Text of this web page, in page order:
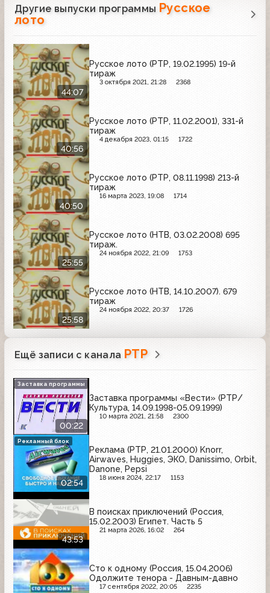
Другие выпуски программы Русское
лото
44:07
Русское лото (РТР, 19.02.1995) 19-й
тираж
3 октября 2021, 21:28 2368
40:56
Русское лото (РТР, 11.02.2001), 331-й
тираж
4 декабря 2023, 01:15 1722
40:50
Русское лото (РТР, 08.11.1998) 213-й
тираж
16 марта 2023, 19:08 1714
25:55
Русское лото (НТВ, 03.02.2008) 695
тираж.
24 ноября 2022, 21:09 1753
25:58
Русское лото (НТВ, 14.10.2007). 679
тираж
24 ноября 2022, 20:37 1726
Ещё записи с канала РТР
00:22
Заставка программы «Вести» (РТР/
Культура, 14.09.1998-05.09.1999)
10 марта 2021, 21:58 2300
Заставка программы
02:54
Реклама (РТР, 21.01.2000) Knorr,
Airwaves, Huggies, ЭКО, Danissimo, Orbit,
Danone, Pepsi
18 июня 2024, 22:17 1153
Рекламный блок
43:53
В поисках приключений (Россия,
15.02.2003) Египет. Часть 5
21 марта 2026, 16:02 264
Сто к одному (Россия, 15.04.2006)
Одолжите тенора - Давным-давно
17 сентября 2022, 20:05 2235